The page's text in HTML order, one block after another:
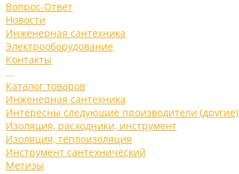
Вопрос-Ответ
Новости
Инженерная сантехника
Электрооборудование
Контакты
...
Каталог товаров
Инженерная сантехника
Интересны следующие производители (другие)
Изоляция, расходники, инструмент
Изоляция, теплоизоляция
Инструмент сантехнический
Метизы